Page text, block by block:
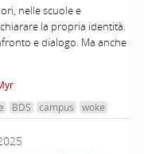
nelle scuole e
la propria identità.
e dialogo. Ma anche
BDS campus woke